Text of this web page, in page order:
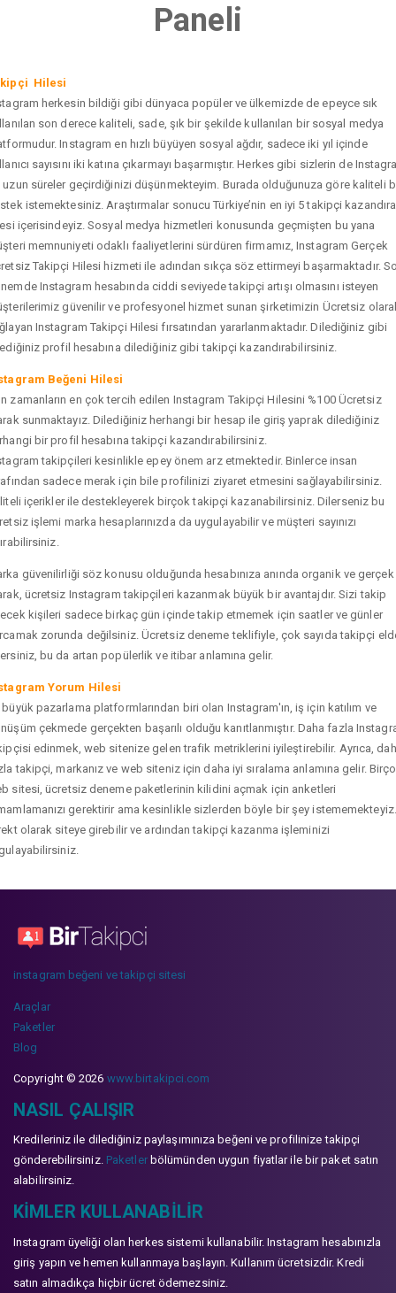
Paneli
Hilesi
herkesin bildiği gibi dünyaca popüler ve ülkemizde de epeyce sık
son derece kaliteli, sade, şık bir şekilde kullanılan bir sosyal medya
Instagram en hızlı büyüyen sosyal ağdır, sadece iki yıl içinde
sayısını iki katına çıkarmayı başarmıştır. Herkes gibi sizlerin de
uzun süreler geçirdiğinizi düşünmekteyim. Burada olduğunuza göre kaliteli
istemektesiniz. Araştırmalar sonucu Türkiye’nin en iyi 5 takipçi
içerisindeyiz. Sosyal medya hizmetleri konusunda geçmişten bu yana
memnuniyeti odaklı faaliyetlerini sürdüren firmamız, Instagram Gerçek
Takipçi Hilesi hizmeti ile adından sıkça söz ettirmeyi başarmaktadır.
Instagram hesabında ciddi seviyede takipçi artışı olmasını isteyen
güvenilir ve profesyonel hizmet sunan şirketimizin Ücretsiz
Instagram Takipçi Hilesi fırsatından yararlanmaktadır. Dilediğiniz gibi
profil hesabına dilediğiniz gibi takipçi kazandırabilirsiniz.
Beğeni Hilesi
zamanların en çok tercih edilen Instagram Takipçi Hilesini %100 Ücretsiz
sunmaktayız. Dilediğiniz herhangi bir hesap ile giriş yaprak dilediğiniz
bir profil hesabına takipçi kazandırabilirsiniz.
takipçileri kesinlikle epey önem arz etmektedir. Binlerce insan
sadece merak için bile profilinizi ziyaret etmesini sağlayabilirsiniz.
içerikler ile destekleyerek birçok takipçi kazanabilirsiniz. Dilerseniz bu
işlemi marka hesaplarınızda da uygulayabilir ve müşteri sayınızı
güvenilirliği söz konusu olduğunda hesabınıza anında organik ve gerçek
ücretsiz Instagram takipçileri kazanmak büyük bir avantajdır. Sizi takip
kişileri sadece birkaç gün içinde takip etmemek için saatler ve günler
zorunda değilsiniz. Ücretsiz deneme teklifiyle, çok sayıda takipçi
bu da artan popülerlik ve itibar anlamına gelir.
Yorum Hilesi
büyük pazarlama platformlarından biri olan Instagram'ın, iş için katılım ve
çekmede gerçekten başarılı olduğu kanıtlanmıştır. Daha fazla
edinmek, web sitenize gelen trafik metriklerini iyileştirebilir. Ayrıca,
takipçi, markanız ve web siteniz için daha iyi sıralama anlamına gelir.
sitesi, ücretsiz deneme paketlerinin kilidini açmak için anketleri
gerektirir ama kesinlikle sizlerden böyle bir şey istememekteyiz.
olarak siteye girebilir ve ardından takipçi kazanma işleminizi
instagram beğeni ve takipçi sitesi
Araçlar
Paketler
Blog
Copyright © 2026 www.birtakipci.com
NASIL ÇALIŞIR
Kredileriniz ile dilediğiniz paylaşımınıza beğeni ve profilinize takipçi
gönderebilirsiniz. Paketlerbölümünden uygun fiyatlar ile bir paket satın
alabilirsiniz.
KIMLER KULLANABILIR
Instagram üyeliği olan herkes sistemi kullanabilir. Instagram hesabınızla
giriş yapın ve hemen kullanmaya başlayın. Kullanım ücretsizdir. Kredi
satın almadıkça hiçbir ücret ödemezsiniz.